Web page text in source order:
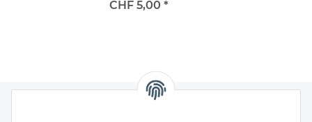
pro Karton
CHF 5,00 *